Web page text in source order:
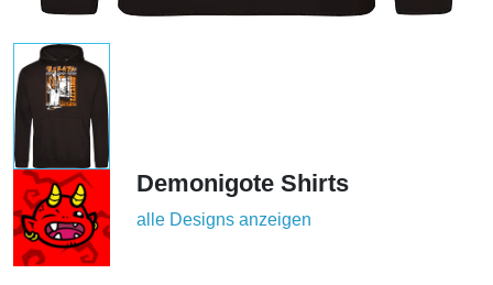
Demonigote Shirts
alle Designs anzeigen